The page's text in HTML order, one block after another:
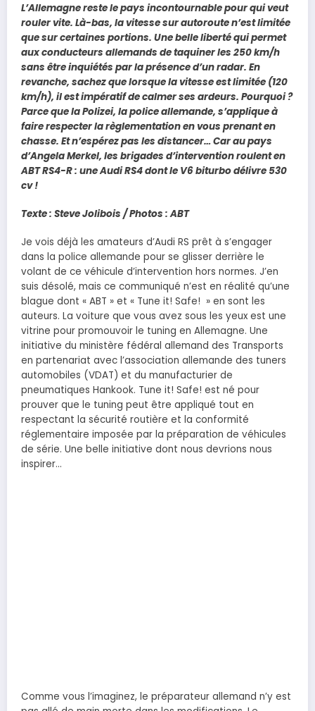
L’Allemagne reste le pays incontournable pour qui veut
rouler vite. Là-bas, la vitesse sur autoroute n’est limitée
que sur certaines portions. Une belle liberté qui permet
aux conducteurs allemands de taquiner les 250 km/h
sans être inquiétés par la présence d’un radar. En
revanche, sachez que lorsque la vitesse est limitée (120
km/h), il est impératif de calmer ses ardeurs. Pourquoi ?
Parce que la Polizei, la police allemande, s’applique à
faire respecter la règlementation en vous prenant en
chasse. Et n’espérez pas les distancer… Car au pays
d’Angela Merkel, les brigades d’intervention roulent en
ABT RS4-R : une Audi RS4 dont le V6 biturbo délivre 530
cv !
Texte : Steve Jolibois / Photos : ABT
Je vois déjà les amateurs d’Audi RS prêt à s’engager
dans la police allemande pour se glisser derrière le
volant de ce véhicule d’intervention hors normes. J’en
suis désolé, mais ce communiqué n’est en réalité qu’une
blague dont « ABT » et « Tune it! Safe! » en sont les
auteurs. La voiture que vous avez sous les yeux est une
vitrine pour promouvoir le tuning en Allemagne. Une
initiative du ministère fédéral allemand des Transports
en partenariat avec l’association allemande des tuners
automobiles (VDAT) et du manufacturier de
pneumatiques Hankook. Tune it! Safe! est né pour
prouver que le tuning peut être appliqué tout en
respectant la sécurité routière et la conformité
réglementaire imposée par la préparation de véhicules
de série. Une belle initiative dont nous devrions nous
inspirer…
Comme vous l’imaginez, le préparateur allemand n’y est